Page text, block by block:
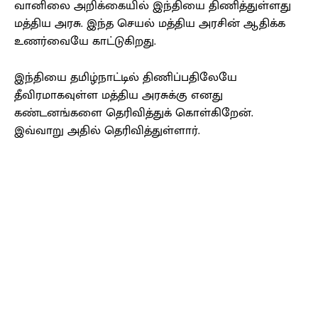
வானிலை அறிக்கையில் இந்தியை திணித்துள்ளது
மத்திய அரசு. இந்த செயல் மத்திய அரசின் ஆதிக்க
உணர்வையே காட்டுகிறது.
இந்தியை தமிழ்நாட்டில் திணிப்பதிலேயே
தீவிரமாகவுள்ள மத்திய அரசுக்கு எனது
கண்டனங்களை தெரிவித்துக் கொள்கிறேன்.
இவ்வாறு அதில் தெரிவித்துள்ளார்.